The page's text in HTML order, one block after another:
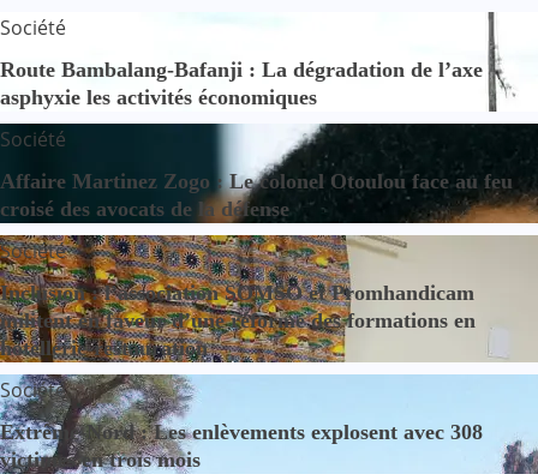
Société
Route Bambalang-Bafanji : La dégradation de l’axe
asphyxie les activités économiques
Société
Affaire Martinez Zogo : Le colonel Otoulou face au feu
croisé des avocats de la défense
Société
Inclusion : l’association SOMSO et Promhandicam
militent en faveur d’une réforme des formations en
hôtellerie-restauration
Société
Extrême-Nord : Les enlèvements explosent avec 308
victimes en trois mois